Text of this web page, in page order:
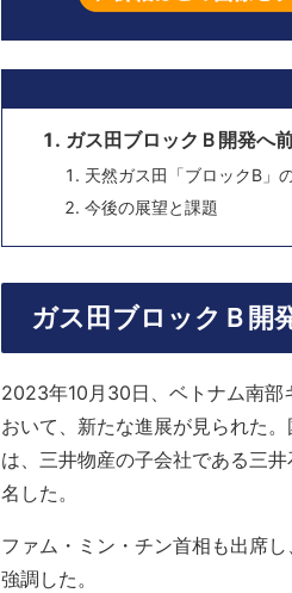
ガス田ブロックＢ開発へ
天然ガス田「ブロックB」
今後の展望と課題
ガス田ブロックＢ開
2023年10月30日、ベトナム南部
おいて、新たな進展が見られた
は、三井物産の子会社である三
名した。
ファム・ミン・チン首相も出席
強調した。